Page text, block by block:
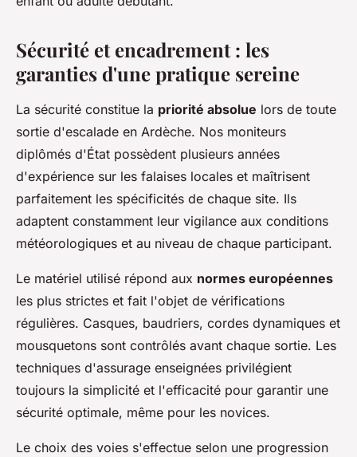
Sécurité et encadrement : les
garanties d'une pratique sereine
La sécurité constitue la priorité absolue lors de toute
sortie d'escalade en Ardèche. Nos moniteurs
diplômés d'État possèdent plusieurs années
d'expérience sur les falaises locales et maîtrisent
parfaitement les spécificités de chaque site. Ils
adaptent constamment leur vigilance aux conditions
météorologiques et au niveau de chaque participant.
Le matériel utilisé répond aux normes européennes
les plus strictes et fait l'objet de vérifications
régulières. Casques, baudriers, cordes dynamiques et
mousquetons sont contrôlés avant chaque sortie. Les
techniques d'assurage enseignées privilégient
toujours la simplicité et l'efficacité pour garantir une
sécurité optimale, même pour les novices.
Le choix des voies s'effectue selon une progression